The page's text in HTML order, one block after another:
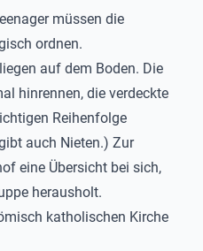
müssen die
ordnen.
auf dem Boden. Die
hinrennen, die verdeckte
Reihenfolge
auch Nieten.) Zur
eine Übersicht bei sich,
herausholt.
katholischen Kirche